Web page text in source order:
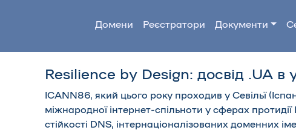
Домени Реєстратори Документи
Resilience by Design: досвід .UA в
ICANN86, який цього року проходив у Севільї
міжнародної інтернет-спільноти у сферах
стійкості DNS, інтернаціоналізованих доменних